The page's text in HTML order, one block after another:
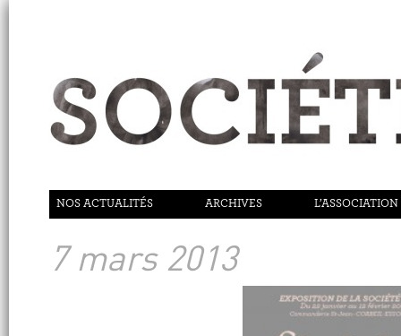
NOS ACTUALITÉS ARCHIVES L’ASSOCIATION
7 mars 2013